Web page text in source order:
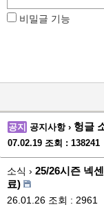
비밀글 기능
공지 공지사항 › 헝글
07.02.19 조회 : 138241
소식 › 25/26시즌 넥
료)
26.01.26 조회 : 2961